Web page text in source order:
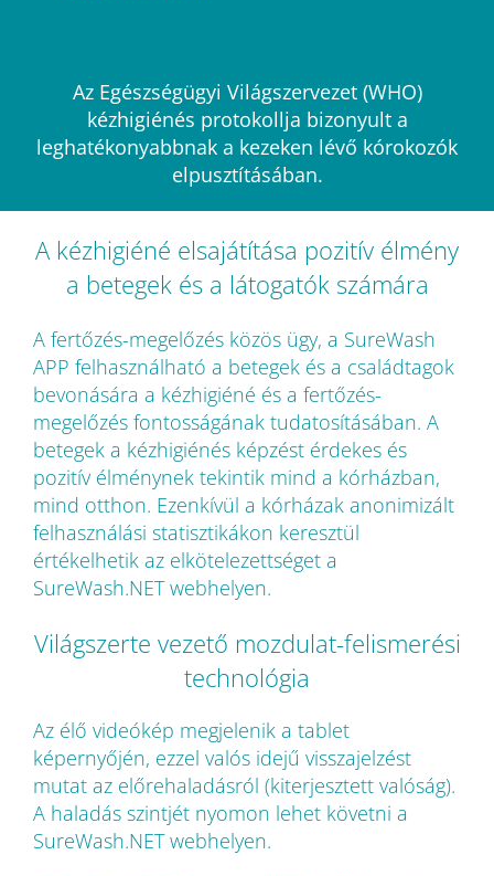
Az Egészségügyi Világszervezet (WHO)
kézhigiénés protokollja bizonyult a
leghatékonyabbnak a kezeken lévő kórokozók
elpusztításában.
A kézhigiéné elsajátítása pozitív élmény
a betegek és a látogatók számára
A fertőzés-megelőzés közös ügy, a SureWash
APP felhasználható a betegek és a családtagok
bevonására a kézhigiéné és a fertőzés-
megelőzés fontosságának tudatosításában. A
betegek a kézhigiénés képzést érdekes és
pozitív élménynek tekintik mind a kórházban,
mind otthon. Ezenkívül a kórházak anonimizált
felhasználási statisztikákon keresztül
értékelhetik az elkötelezettséget a
SureWash.NET webhelyen.
Világszerte vezető mozdulat-felismerési
technológia
Az élő videókép megjelenik a tablet
képernyőjén, ezzel valós idejű visszajelzést
mutat az előrehaladásról (kiterjesztett valóság).
A haladás szintjét nyomon lehet követni a
SureWash.NET webhelyen.